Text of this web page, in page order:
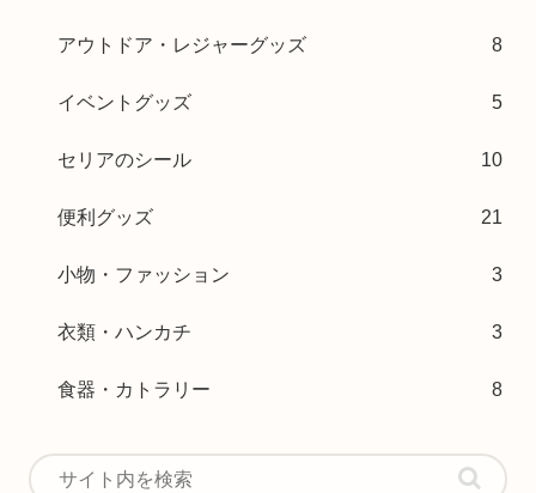
アウトドア・レジャーグッズ 8
イベントグッズ 5
セリアのシール 10
便利グッズ 21
小物・ファッション 3
衣類・ハンカチ 3
食器・カトラリー 8